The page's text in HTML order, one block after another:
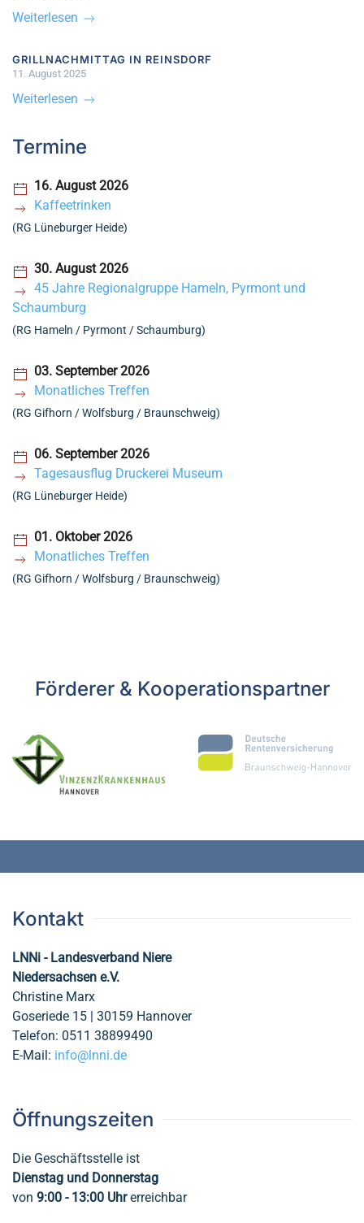
Weiterlesen
GRILLNACHMITTAG IN REINSDORF
11. August 2025
Weiterlesen
Termine
16. August 2026
Kaffeetrinken
(RG Lüneburger Heide)
30. August 2026
45 Jahre Regionalgruppe Hameln, Pyrmont und
Schaumburg
(RG Hameln / Pyrmont / Schaumburg)
03. September 2026
Monatliches Treffen
(RG Gifhorn / Wolfsburg / Braunschweig)
06. September 2026
Tagesausflug Druckerei Museum
(RG Lüneburger Heide)
01. Oktober 2026
Monatliches Treffen
(RG Gifhorn / Wolfsburg / Braunschweig)
Förderer & Kooperationspartner
Kontakt
LNNi - Landesverband Niere
Niedersachsen e.V.
Christine Marx
Goseriede 15 | 30159 Hannover
Telefon: 0511 38899490
E-Mail: info@lnni.de
Öffnungszeiten
Die Geschäftsstelle ist
Dienstag und Donnerstag
von 9:00 - 13:00 Uhrerreichbar